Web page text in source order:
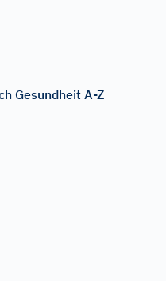
Gesundheit A-Z